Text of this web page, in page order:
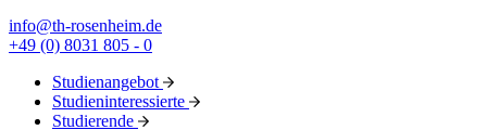
info@th-rosenheim.de
+49 (0) 8031 805 - 0
Studienangebot
Studieninteressierte
Studierende